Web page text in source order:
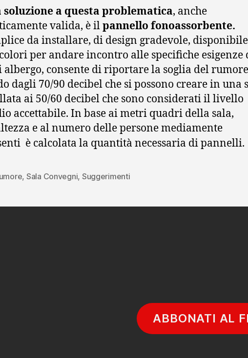
soluzione a questa problematica, anche
valida, è ilpannello fonoassorbente.
da installare, di design gradevole,
per andare incontro alle specifiche esigenze
albergo, consente di riportare la soglia del
dagli 70/90 decibel che si possono creare in una
ai 50/60 decibel che sono considerati il livello
accettabile. In base ai metri quadri della sala,
e al numero delle persone mediamente
è calcolata la quantità necessaria di pannelli.
, Sala Convegni, Suggerimenti
ABBONATI AL